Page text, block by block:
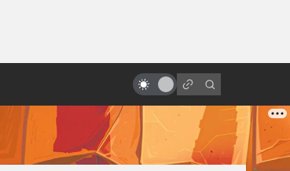
Кто станет новым Миядзаки?